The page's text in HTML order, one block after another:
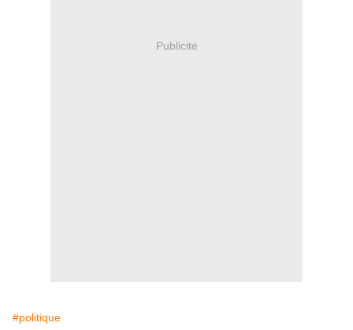
Publicité
#politique